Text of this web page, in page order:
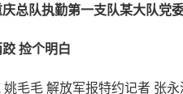
总队执勤第一支队某大队
捡个明白
姚毛毛 解放军报特约记者 张永